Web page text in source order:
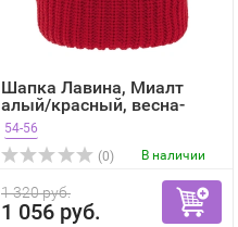
Шапка Лавина, Миалт
алый/красный, весна-
осень
54-56
(0)
В наличии
1 320 руб.
1 056 руб.